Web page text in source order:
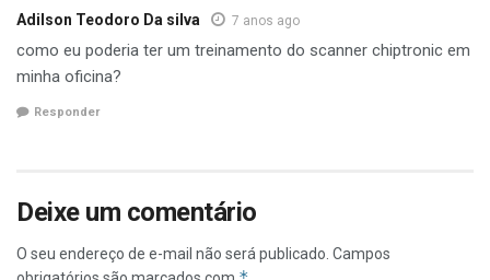
Adilson Teodoro Da silva 7 anos ago
como eu poderia ter um treinamento do scanner chiptronic em
minha oficina?
Responder
Deixe um comentário
O seu endereço de e-mail não será publicado. Campos